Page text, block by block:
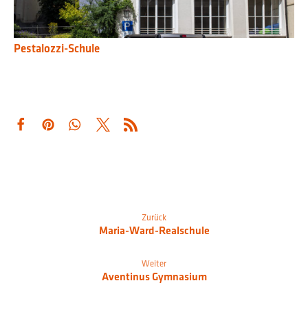
Pestalozzi-Schule
Zurück
Maria-Ward-Realschule
Weiter
Aventinus Gymnasium